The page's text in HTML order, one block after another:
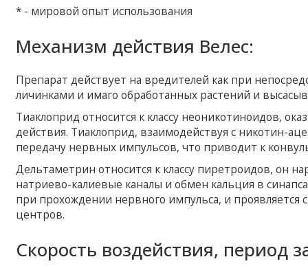
* - мировой опыт использования
Механизм действия Велес:
Препарат действует на вредителей как при
личинками и имаго обработанных растений и
Тиаклоприд относится к классу неоникотиноидов,
действия. Тиаклоприд, взаимодействуя с никотин-
передачу нервных импульсов, что приводит к
Дельтаметрин относится к классу пиретроидов, он
натриево-калиевые каналы и обмен кальция в
при прохождении нервного импульса, и
центров.
Скорость воздействия, период